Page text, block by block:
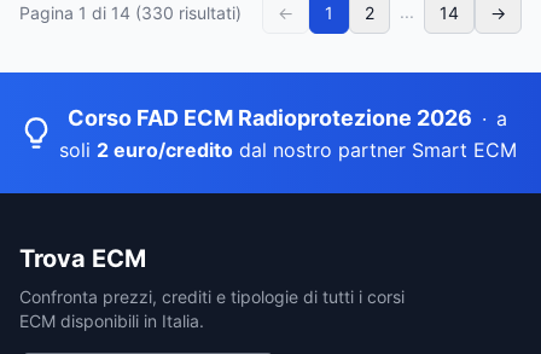
Pagina 1 di 14 (330 risultati) ← 1 2 ... 14 →
Corso FAD ECM Radioprotezione 2026 · a
soli 2 euro/creditodal nostro partner Smart ECM
Trova ECM
Confronta prezzi, crediti e tipologie di tutti i corsi
ECM disponibili in Italia.